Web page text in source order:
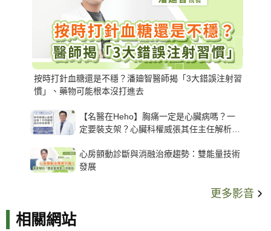
按時打針血糖還是不穩？潘廸智醫師揭「3大錯誤注射習
慣」、藥物可能根本沒打進去
【名醫在Heho】胸痛一定是心臟病嗎？一
定要裝支架？心臟科權威張其任主任解析支
心房顫動診斷與消融治療趨勢：雙能量技術
發展
更多影音
相關網站